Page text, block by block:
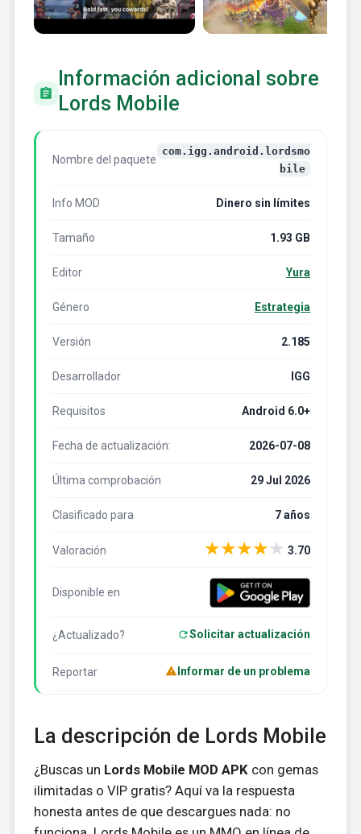
Información adicional sobre
Lords Mobile
Nombre del paquete
com.igg.android.lordsmo
bile
Info MOD Dinero sin límites
Tamaño 1.93 GB
Editor Yura
Género Estrategia
Versión 2.185
Desarrollador IGG
Requisitos Android 6.0+
Fecha de actualización: 2026-07-08
Última comprobación 29 Jul 2026
Clasificado para 7 años
Valoración ★★★★★ 3.70
Disponible en
¿Actualizado? Solicitar actualización
Reportar Informar de un problema
La descripción de Lords Mobile
¿Buscas un Lords Mobile MOD APKcon gemas
ilimitadas o VIP gratis? Aquí va la respuesta
honesta antes de que descargues nada: no